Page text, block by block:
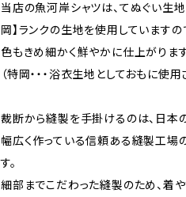
当店の魚河岸シャツは、てぬぐい生
岡】ランクの生地を使用しています
色もきめ細かく鮮やかに仕上がります
（特岡・・・浴衣生地としておもに使
裁断から縫製を手掛けるのは、日本
幅広く作っている信頼ある縫製工場
す。
細部までこだわった縫製のため、着